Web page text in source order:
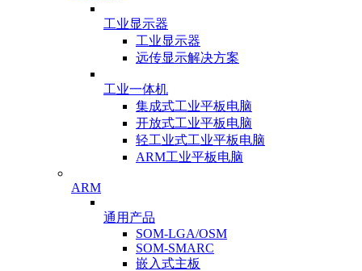
工业显示器
工业显示器
远传显示解决方案
工业一体机
集成式工业平板电脑
开放式工业平板电脑
轻工业式工业平板电脑
ARM工业平板电脑
ARM
通用产品
SOM-LGA/OSM
SOM-SMARC
嵌入式主板